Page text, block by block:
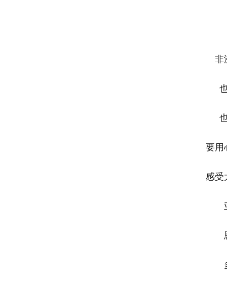
非洲
也
也
要用心
感受大
亚
恩
多